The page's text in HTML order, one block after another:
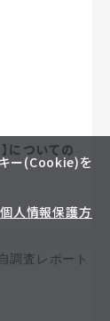
についての
キー(Cookie)を
個人情報保護方